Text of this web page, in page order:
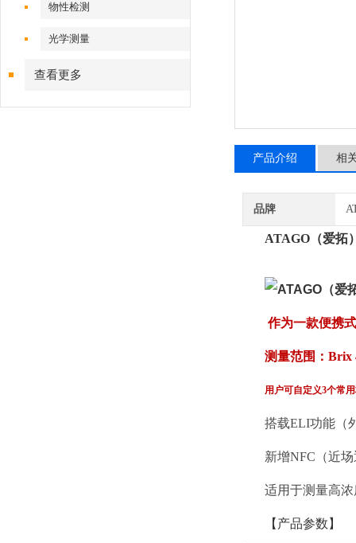
物性检测
光学测量
查看更多
产品介绍 相
品牌
ATAGO（爱拓
作为一款便携
测量范围：Brix
用户可自定义3个常
搭载ELI功能（
新增NFC（近
适用于测量高
【产品参数】